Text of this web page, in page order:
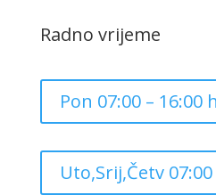
Radno vrijeme
Pon 07:00 – 16:00 h
Uto,Srij,Četv 07:00